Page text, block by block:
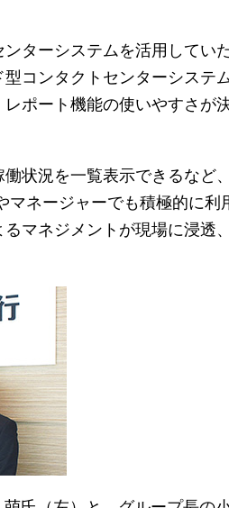
ターシステムを活用してい
コンタクトセンターシステ
ポート機能の使いやすさが
状況を一覧表示できるなど
マネージャーでも積極的に
マネジメントが現場に浸透